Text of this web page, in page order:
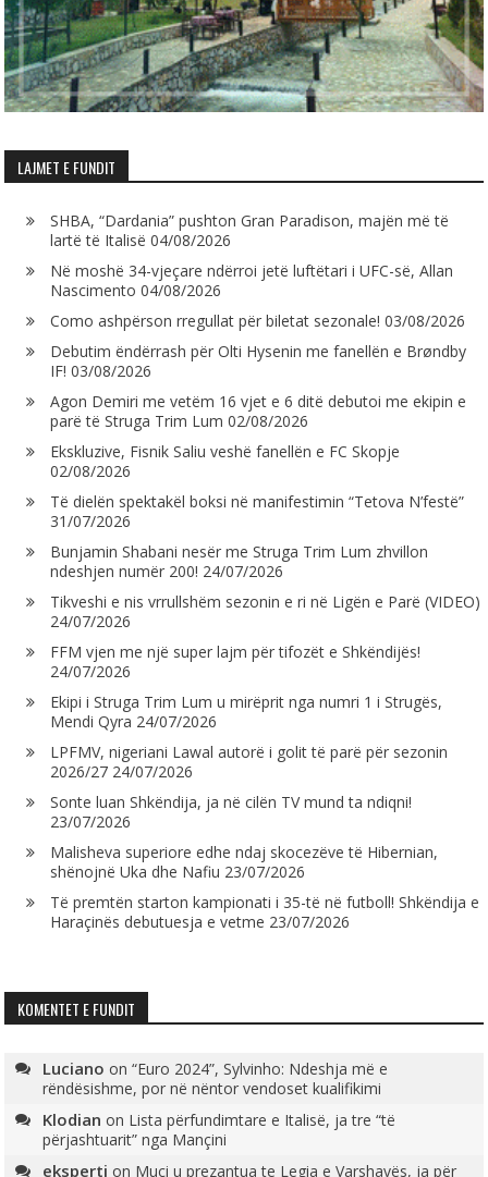
LAJMET E FUNDIT
SHBA, “Dardania” pushton Gran Paradison, majën më të
lartë të Italisë 04/08/2026
Në moshë 34-vjeçare ndërroi jetë luftëtari i UFC-së, Allan
Nascimento 04/08/2026
Como ashpërson rregullat për biletat sezonale! 03/08/2026
Debutim ëndërrash për Olti Hysenin me fanellën e Brøndby
IF! 03/08/2026
Agon Demiri me vetëm 16 vjet e 6 ditë debutoi me ekipin e
parë të Struga Trim Lum 02/08/2026
Ekskluzive, Fisnik Saliu veshë fanellën e FC Skopje
02/08/2026
Të dielën spektakël boksi në manifestimin “Tetova N’festë”
31/07/2026
Bunjamin Shabani nesër me Struga Trim Lum zhvillon
ndeshjen numër 200! 24/07/2026
Tikveshi e nis vrrullshëm sezonin e ri në Ligën e Parë (VIDEO)
24/07/2026
FFM vjen me një super lajm për tifozët e Shkëndijës!
24/07/2026
Ekipi i Struga Trim Lum u mirëprit nga numri 1 i Strugës,
Mendi Qyra 24/07/2026
LPFMV, nigeriani Lawal autorë i golit të parë për sezonin
2026/27 24/07/2026
Sonte luan Shkëndija, ja në cilën TV mund ta ndiqni!
23/07/2026
Malisheva superiore edhe ndaj skocezëve të Hibernian,
shënojnë Uka dhe Nafiu 23/07/2026
Të premtën starton kampionati i 35-të në futboll! Shkëndija e
Haraçinës debutuesja e vetme 23/07/2026
KOMENTET E FUNDIT
Luciano on“Euro 2024”, Sylvinho: Ndeshja më e
rëndësishme, por në nëntor vendoset kualifikimi
Klodian on Lista përfundimtare e Italisë, ja tre “të
përjashtuarit” nga Mançini
eksperti on Muçi u prezantua te Legia e Varshavës, ja për